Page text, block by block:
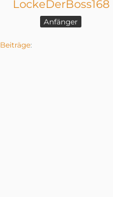
LockeDerBoss168
Anfänger
Beiträge